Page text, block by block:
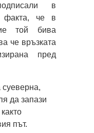
в
факта, че в
той бива
че връзката
пред
да запази
път.